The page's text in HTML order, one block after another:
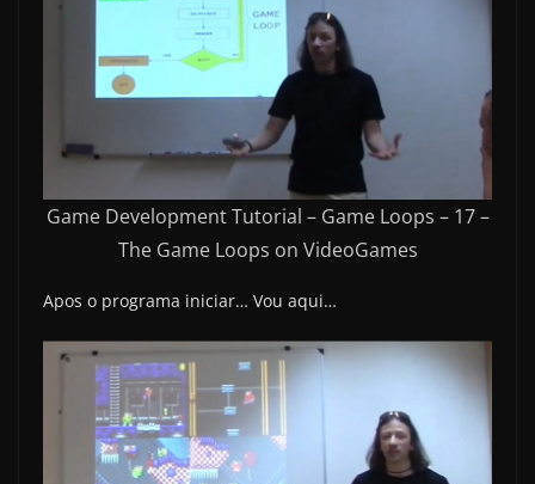
Game Development Tutorial – Game Loops – 17 –
The Game Loops on VideoGames
Apos o programa iniciar… Vou aqui…